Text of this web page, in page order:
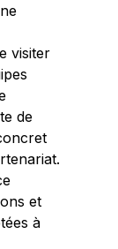
visiter
de
et
à